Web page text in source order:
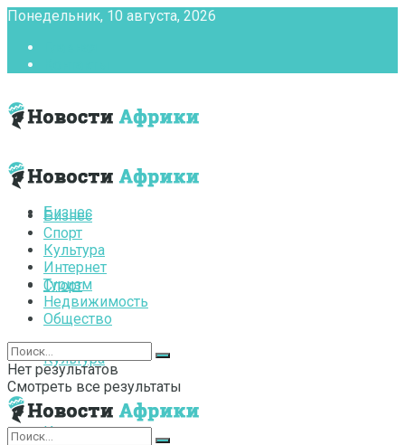
Понедельник, 10 августа, 2026
Бизнес
Спорт
Культура
Интернет
Бизнес
Спорт
Культура
Интернет
Туризм
Недвижимость
Общество
Нет результатов
Смотреть все результаты